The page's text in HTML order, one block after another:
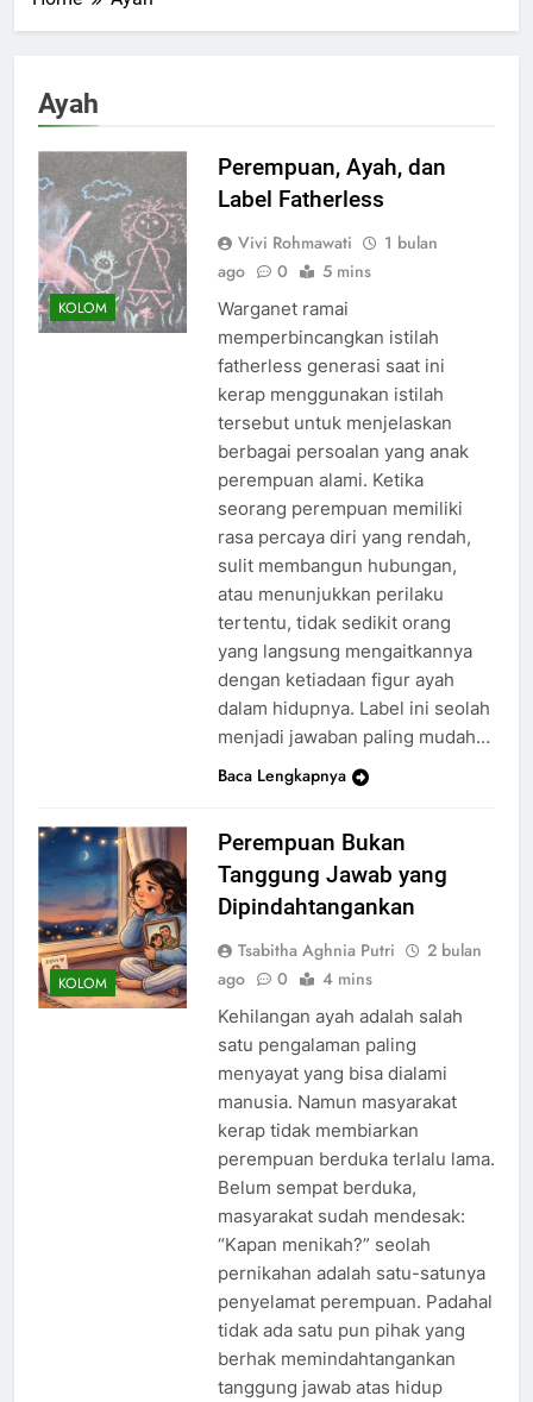
Ayah
KOLOM
Perempuan, Ayah, dan
Label Fatherless
Vivi Rohmawati
1 bulan
ago
0 5 mins
Warganet ramai
memperbincangkan istilah
fatherless generasi saat ini
kerap menggunakan istilah
tersebut untuk menjelaskan
berbagai persoalan yang anak
perempuan alami. Ketika
seorang perempuan memiliki
rasa percaya diri yang rendah,
sulit membangun hubungan,
atau menunjukkan perilaku
tertentu, tidak sedikit orang
yang langsung mengaitkannya
dengan ketiadaan figur ayah
dalam hidupnya. Label ini seolah
menjadi jawaban paling mudah…
Baca Lengkapnya
KOLOM
Perempuan Bukan
Tanggung Jawab yang
Dipindahtangankan
Tsabitha Aghnia Putri
2 bulan
ago
0 4 mins
Kehilangan ayah adalah salah
satu pengalaman paling
menyayat yang bisa dialami
manusia. Namun masyarakat
kerap tidak membiarkan
perempuan berduka terlalu lama.
Belum sempat berduka,
masyarakat sudah mendesak:
“Kapan menikah?” seolah
pernikahan adalah satu-satunya
penyelamat perempuan. Padahal
tidak ada satu pun pihak yang
berhak memindahtangankan
tanggung jawab atas hidup